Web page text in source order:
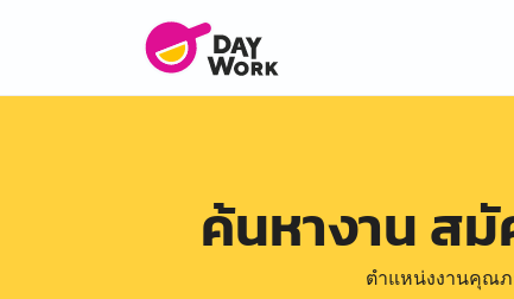
ค้นหางาน สมั
ตำแหน่งงานคุณ